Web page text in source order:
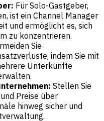
Für Solo-Gastgeber,
ist ein Channel Manager
und ermöglicht es, sich
zu konzentrieren.
Sie
indem Sie mit
Unterkünfte
Stellen Sie
Preise über
hinweg sicher und